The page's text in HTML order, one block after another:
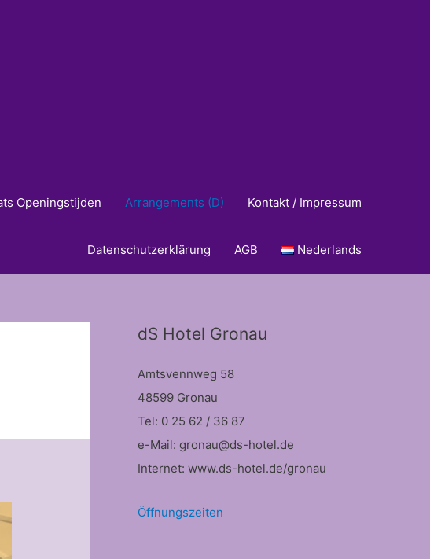
Openingstijden Arrangements (D) Kontakt / Impressum
Datenschutzerklärung AGB Nederlands
dS Hotel Gronau
Amtsvennweg 58
48599 Gronau
Tel: 0 25 62 / 36 87
e-Mail: gronau@ds-hotel.de
Internet: www.ds-hotel.de/gronau
Öffnungszeiten